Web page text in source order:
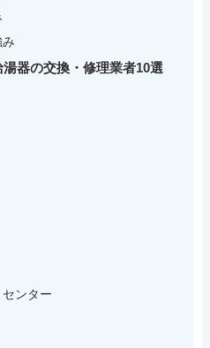
器の交換・修理業者10選
ンター